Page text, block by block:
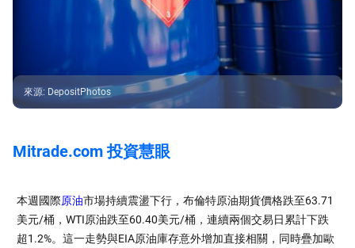
來源: DepositPhotos
Mitrade.com 投資慧眼
本週國際原油市場持續震盪下行，布倫特原油期貨價格跌至63.71
美元/桶，WTI原油跌至60.40美元/桶，連續兩個交易日累計下跌
超1.2%。這一走勢與EIA原油庫存意外增加直接相關，同時疊加歐